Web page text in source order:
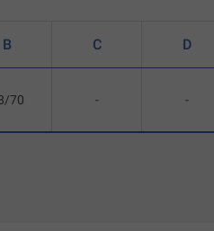
B C D
70 - -